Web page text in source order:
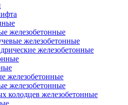
железобетонные
железобетонные
железобетонные
железобетонные
железобетонные
колодцев железобетонные